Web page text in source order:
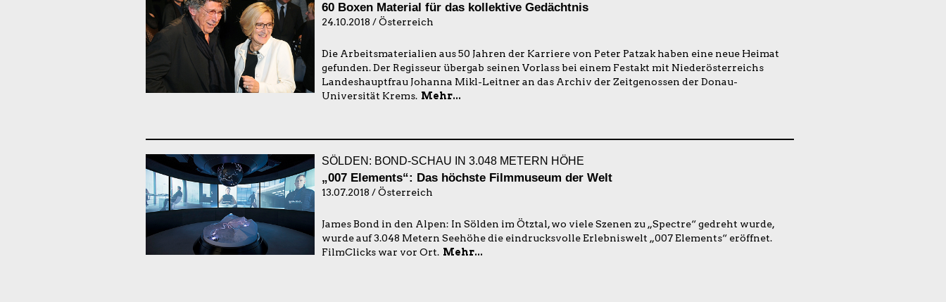
60 Boxen Material für das kollektive Gedächtnis
24.10.2018 / Österreich
Die Arbeitsmaterialien aus 50 Jahren der Karriere von Peter Patzak haben eine neue Heimat
gefunden. Der Regisseur übergab seinen Vorlass bei einem Festakt mit Niederösterreichs
Landeshauptfrau Johanna Mikl-Leitner an das Archiv der Zeitgenossen der Donau-
Universität Krems. Mehr...
SÖLDEN: BOND-SCHAU IN 3.048 METERN HÖHE
„007 Elements“: Das höchste Filmmuseum der Welt
13.07.2018 / Österreich
James Bond in den Alpen: In Sölden im Ötztal, wo viele Szenen zu „Spectre“ gedreht wurde,
wurde auf 3.048 Metern Seehöhe die eindrucksvolle Erlebniswelt „007 Elements“ eröffnet.
FilmClicks war vor Ort. Mehr...